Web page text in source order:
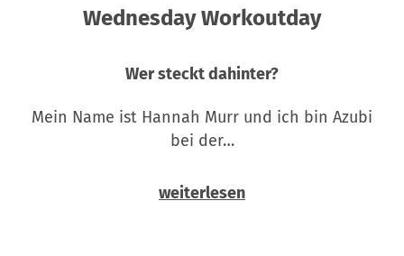
Wednesday Workoutday
Wer steckt dahinter?
Mein Name ist Hannah Murr und ich bin Azubi
bei der…
weiterlesen